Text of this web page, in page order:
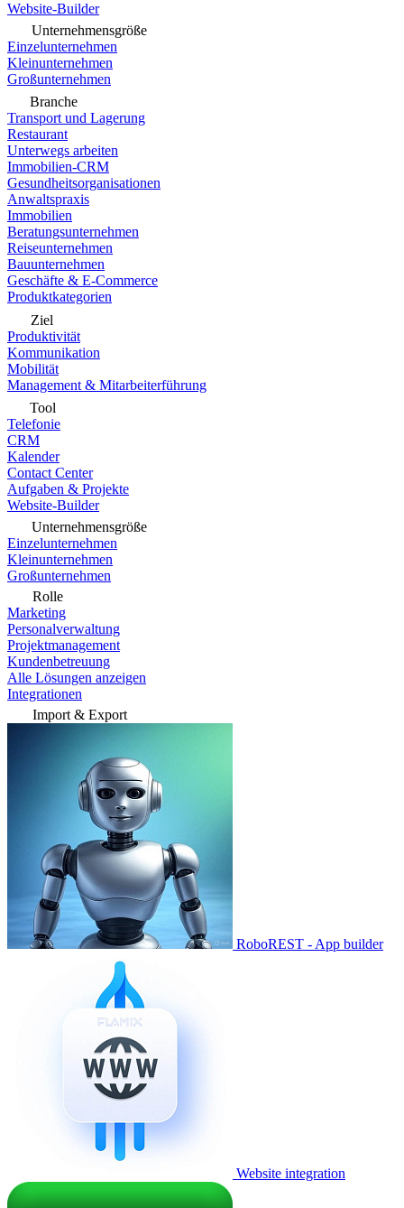
Website-Builder
Unternehmensgröße
Einzelunternehmen
Kleinunternehmen
Großunternehmen
Branche
Transport und Lagerung
Restaurant
Unterwegs arbeiten
Immobilien-CRM
Gesundheitsorganisationen
Anwaltspraxis
Immobilien
Beratungsunternehmen
Reiseunternehmen
Bauunternehmen
Geschäfte & E-Commerce
Produktkategorien
Ziel
Produktivität
Kommunikation
Mobilität
Management & Mitarbeiterführung
Tool
Telefonie
CRM
Kalender
Contact Center
Aufgaben & Projekte
Website-Builder
Unternehmensgröße
Einzelunternehmen
Kleinunternehmen
Großunternehmen
Rolle
Marketing
Personalverwaltung
Projektmanagement
Kundenbetreuung
Alle Lösungen anzeigen
Integrationen
Import & Export
RoboREST - App builder
Website integration